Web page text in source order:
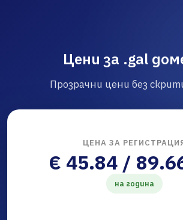
Цени за .gal
Прозрачни цени без
ЦЕНА ЗА
€ 45.84 /
на година